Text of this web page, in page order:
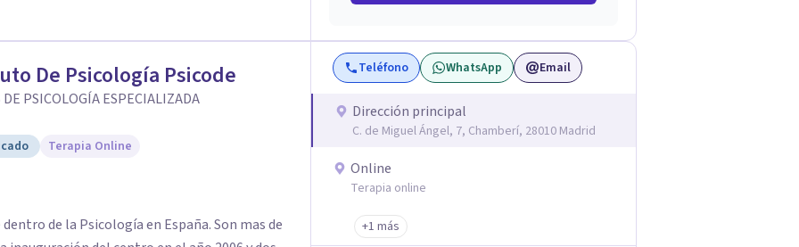
de confianza desde el primer contacto. El
gratuita para ayudar a dar el primer paso y
adecuado en cada caso.
De Psicología Psicode
DE PSICOLOGÍA ESPECIALIZADA
Terapia Online
de la Psicología en España. Son mas de
Teléfono WhatsApp Email
Dirección principal
C. de Miguel Ángel, 7, Chamberí, 28010 Madrid
Online
Terapia online
+1 más